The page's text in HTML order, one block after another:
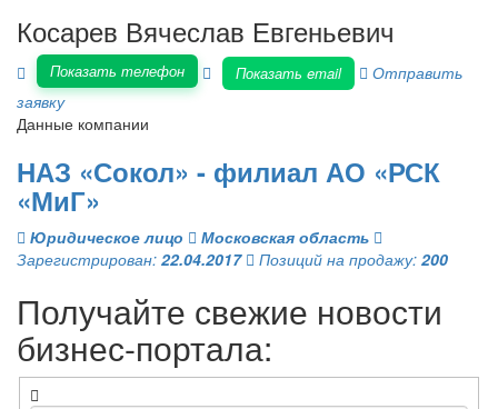
Косарев Вячеслав Евгеньевич
Показать телефон Показать email
Отправить
заявку
Данные компании
НАЗ «Сокол» - филиал АО «РСК
«МиГ»
Юридическое лицо
Московская область
Зарегистрирован: 22.04.2017 Позиций на продажу: 200
Получайте свежие новости
бизнес-портала: